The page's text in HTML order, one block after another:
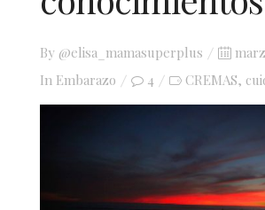
By @elisa_mamasuperplus
on
In Embarazo 4 CREMAS,